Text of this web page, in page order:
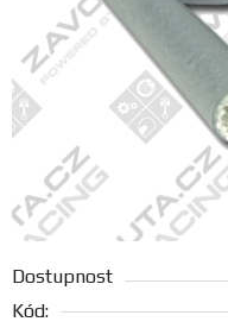
Profil
firmy
Obchodní
podmínky
Doprava
Blog
Dostupnost
Kód: